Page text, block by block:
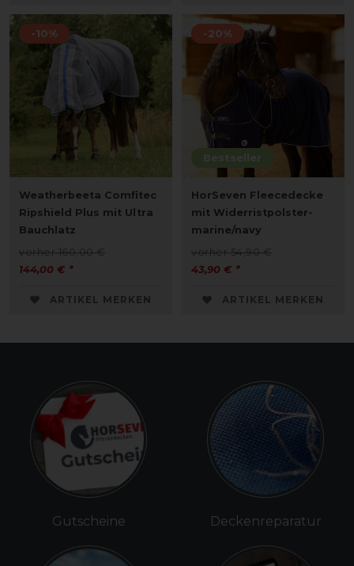
-10%
Weatherbeeta Comfitec
Ripshield Plus mit Ultra
Bauchlatz
vorher 160,00 €
144,00 € *
ARTIKEL MERKEN
Bestseller
-20%
HorSeven Fleecedecke
mit Widerristpolster-
marine/navy
vorher 54,90 €
43,90 € *
ARTIKEL MERKEN
Gutscheine Deckenreparatur